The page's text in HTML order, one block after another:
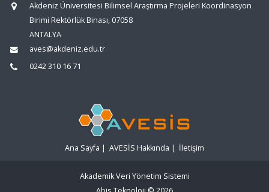
Akdeniz Üniversitesi Bilimsel Araştırma Projeleri Koordinasyon
Birimi Rektörlük Binası, 07058
ANTALYA
aves@akdeniz.edu.tr
0242 310 16 71
Ana Sayfa | AVESİS Hakkında | İletişim
Akademik Veri Yönetim Sistemi